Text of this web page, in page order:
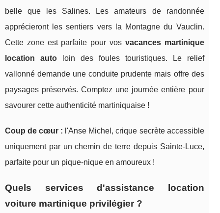
belle que les Salines. Les amateurs de randonnée
apprécieront les sentiers vers la Montagne du Vauclin.
Cette zone est parfaite pour vos vacances martinique
location autoloin des foules touristiques. Le relief
vallonné demande une conduite prudente mais offre des
paysages préservés. Comptez une journée entière pour
savourer cette authenticité martiniquaise !
Coup de cœur : l'Anse Michel, crique secrète accessible
uniquement par un chemin de terre depuis Sainte-Luce,
parfaite pour un pique-nique en amoureux !
Quels services d'assistance location
voiture martinique privilégier ?